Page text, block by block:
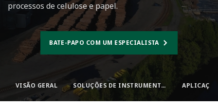
processos de celulose e papel.
BATE-PAPO COM UM ESPECIALISTA
VISÃO GERAL​ SOLUÇÕES DE INSTRUMENTAÇÃO​